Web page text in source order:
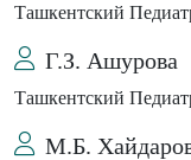
Ташкентский
Г.З. Ашурова
Ташкентский
М.Б.